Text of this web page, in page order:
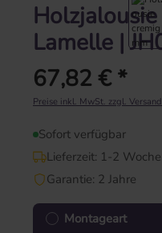
Lamelle |
Regulärer Preis:
67,82 € *
Preise inkl. MwSt. zzgl.
Sofort verfügbar
Lieferzeit: 1-2
Garantie: 2 Jahre
Montageart